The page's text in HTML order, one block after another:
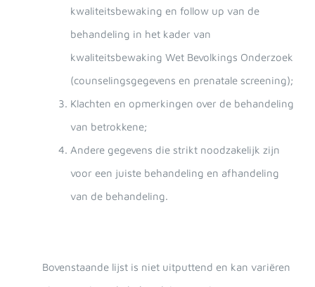
kwaliteitsbewaking en follow up van de
behandeling in het kader van
kwaliteitsbewaking Wet Bevolkings Onderzoek
(counselingsgegevens en prenatale screening);
Klachten en opmerkingen over de behandeling
van betrokkene;
Andere gegevens die strikt noodzakelijk zijn
voor een juiste behandeling en afhandeling
van de behandeling.
Bovenstaande lijst is niet uitputtend en kan variëren